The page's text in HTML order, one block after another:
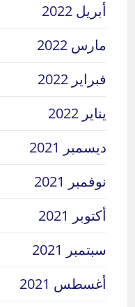
أبريل 2022
مارس 2022
فبراير 2022
يناير 2022
ديسمبر 2021
نوفمبر 2021
أكتوبر 2021
سبتمبر 2021
أغسطس 2021